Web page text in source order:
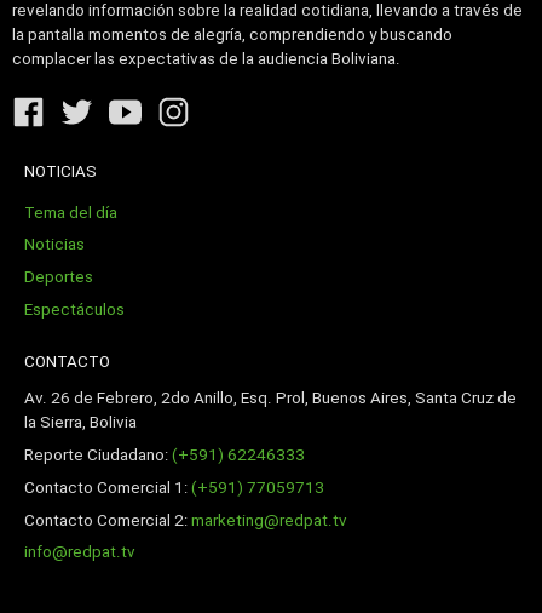
revelando información sobre la realidad cotidiana, llevando a través de
la pantalla momentos de alegría, comprendiendo y buscando
complacer las expectativas de la audiencia Boliviana.
NOTICIAS
Tema del día
Noticias
Deportes
Espectáculos
CONTACTO
Av. 26 de Febrero, 2do Anillo, Esq. Prol, Buenos Aires, Santa Cruz de
la Sierra, Bolivia
Reporte Ciudadano:(+591) 62246333
Contacto Comercial 1:(+591) 77059713
Contacto Comercial 2:marketing@redpat.tv
info@redpat.tv